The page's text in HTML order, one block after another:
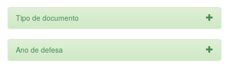
Tipo de documento
Ano de defesa